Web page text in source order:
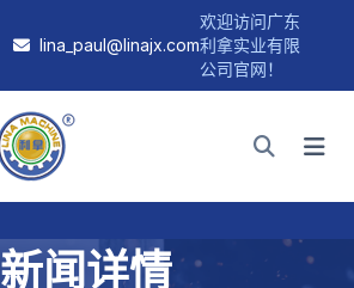
lina_paul@linajx.com
欢迎访问广东
利拿实业有限
公司官网！
新闻详情